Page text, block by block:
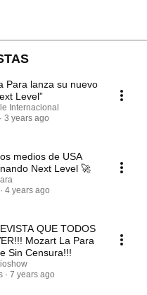
Para lanza su nuevo
Level”
Internacional
3 years ago
medios de USA
Next Level 🚀
4 years ago
QUE TODOS
Mozart La Para
Sin Censura!!!
7 years ago